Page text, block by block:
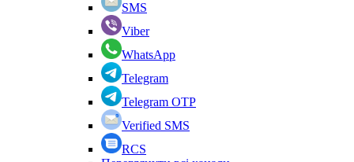
SMS
Viber
WhatsApp
Telegram
Telegram OTP
Verified SMS
RCS